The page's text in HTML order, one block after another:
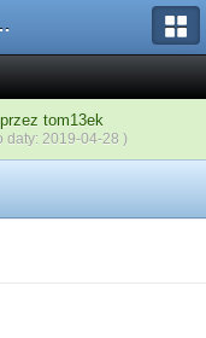
tom13ek
daty: 2019-04-28 )